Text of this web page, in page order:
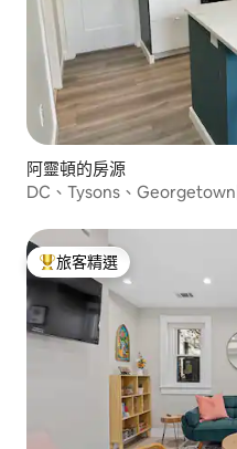
阿靈頓的房源
DC、Tysons、
旅客精選榜首
旅客精選